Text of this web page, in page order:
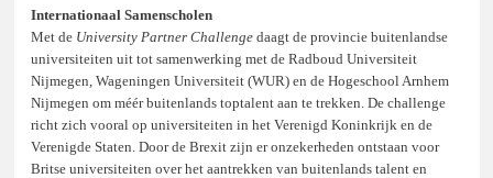
Internationaal Samenscholen
Met de University Partner Challengedaagt de provincie buitenlandse
universiteiten uit tot samenwerking met de Radboud Universiteit
Nijmegen, Wageningen Universiteit (WUR) en de Hogeschool Arnhem
Nijmegen om méér buitenlands toptalent aan te trekken. De challenge
richt zich vooral op universiteiten in het Verenigd Koninkrijk en de
Verenigde Staten. Door de Brexit zijn er onzekerheden ontstaan voor
Britse universiteiten over het aantrekken van buitenlands talent en